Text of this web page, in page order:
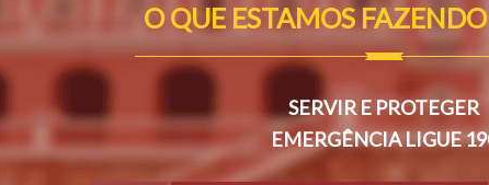
O QUE ESTAMOS
SERVIR E PROTEGER
EMERGÊNCIA LIGUE